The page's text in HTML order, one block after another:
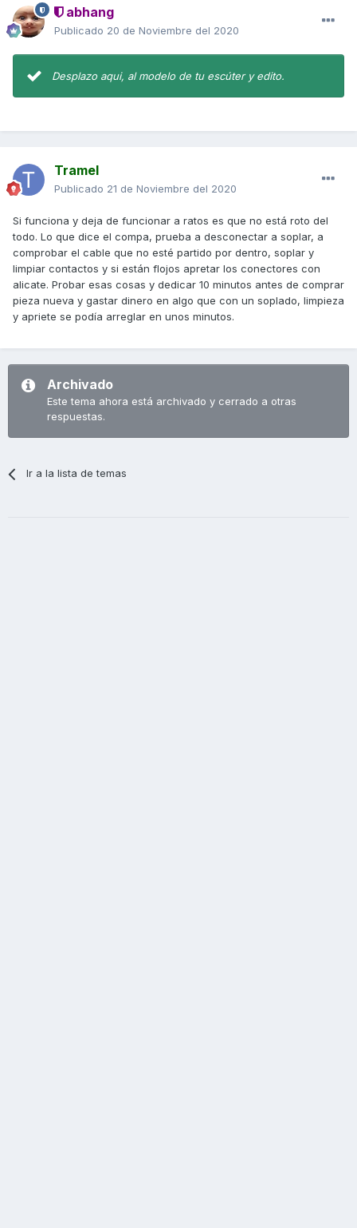
abhang
Publicado 20 de Noviembre del 2020
Desplazo aqui, al modelo de tu escúter y edito.
Tramel
Publicado 21 de Noviembre del 2020
Si funciona y deja de funcionar a ratos es que no está roto del
todo. Lo que dice el compa, prueba a desconectar a soplar, a
comprobar el cable que no esté partido por dentro, soplar y
limpiar contactos y si están flojos apretar los conectores con
alicate. Probar esas cosas y dedicar 10 minutos antes de comprar
pieza nueva y gastar dinero en algo que con un soplado, limpieza
y apriete se podía arreglar en unos minutos.
Archivado
Este tema ahora está archivado y cerrado a otras
respuestas.
Ir a la lista de temas